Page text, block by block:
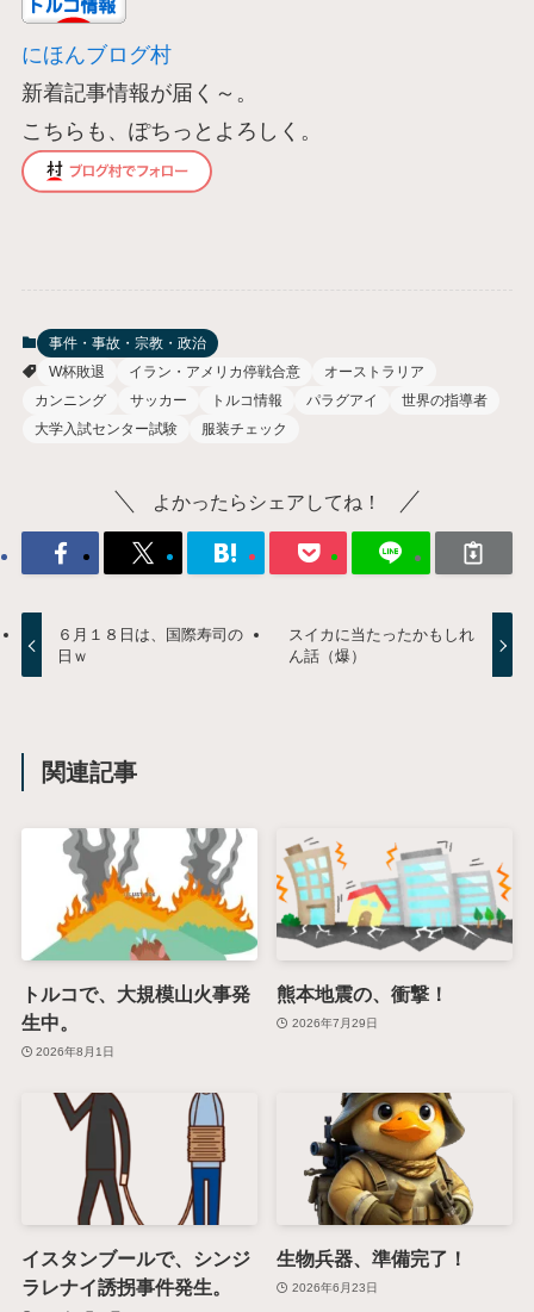
にほんブログ村
新着記事情報が届く～。
こちらも、ぽちっとよろしく。
事件・事故・宗教・政治
W杯敗退
イラン・アメリカ停戦合意
オーストラリア
カンニング
サッカー トルコ情報 パラグアイ
世界の指導者
大学入試センター試験
服装チェック
よかったらシェアしてね！
６月１８日は、国際寿司の
日ｗ
スイカに当たったかもしれ
ん話（爆）
関連記事
トルコで、大規模山火事発
生中。
2026年8月1日
熊本地震の、衝撃！
2026年7月29日
イスタンブールで、シンジ
ラレナイ誘拐事件発生。
生物兵器、準備完了！
2026年6月23日